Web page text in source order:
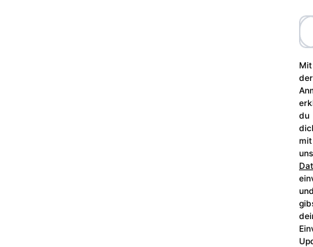
Mit
der
du
mit